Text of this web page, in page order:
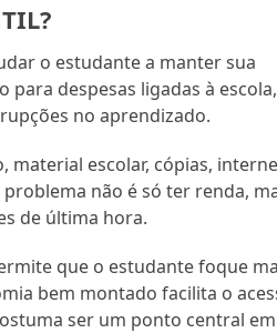
o estudante a manter sua
despesas ligadas à escola,
no aprendizado.
material escolar, cópias,
não é só ter renda,
de última hora.
que o estudante foque
bem montado facilita o
ser um ponto central em